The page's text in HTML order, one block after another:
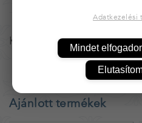
Kis, áttört szoknyás,
Ajánlott termékek
Adatkezelési
Mindet